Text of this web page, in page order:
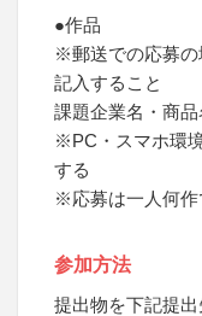
●作品
※郵送での応募の
記入すること
課題企業名・商
※PC・スマホ環
する
※応募は一人何作
参加方法
提出物を下記提